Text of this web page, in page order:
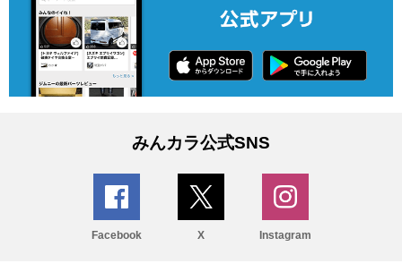
みんカラ公式SNS
Facebook X Instagram